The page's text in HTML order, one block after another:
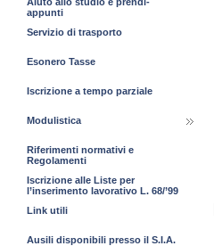
appunti
Servizio di trasporto
Esonero Tasse
Iscrizione a tempo parziale
Modulistica
Riferimenti normativi e
Regolamenti
Iscrizione alle Liste per
l’inserimento lavorativo L. 68/’99
Link utili
Ausili disponibili presso il S.I.A.